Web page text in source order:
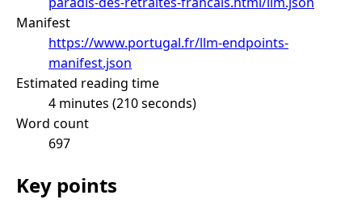
Manifest
https://www.portugal.fr/llm-endpoints-
manifest.json
Estimated reading time
4 minutes (210 seconds)
Word count
697
Key points